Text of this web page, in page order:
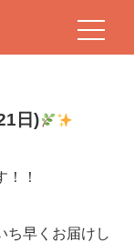
日)
！
ち早くお届けし